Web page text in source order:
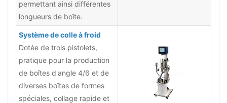
permettant ainsi différentes
longueurs de boîte.
Système de colle à froid
Dotée de trois pistolets,
pratique pour la production
de boîtes d'angle 4/6 et de
diverses boîtes de formes
spéciales, collage rapide et